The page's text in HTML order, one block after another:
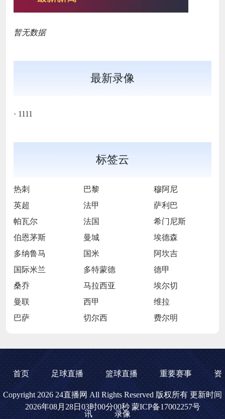
暂无数据
最新录像
· 1111
标签云
热刺 巴黎
穆阿尼
英超
法甲
萨利巴
帕瓦尔
法国
希门尼斯
伯恩茅斯
曼城
埃德森
多纳鲁马
国米
阿坎吉
国际米兰
多特蒙德
德甲
桑乔
马拉西亚
埃尔切
曼联
西甲
维拉
巴萨
切尔西 费尔明
首页 足球直播 篮球直播 重要赛事 资
讯 录像
Copyright 2026 24直播网 All Rights Reserved 版权所有 更新时间
2026年08月28日03时00分00秒 蒙ICP备17002257号